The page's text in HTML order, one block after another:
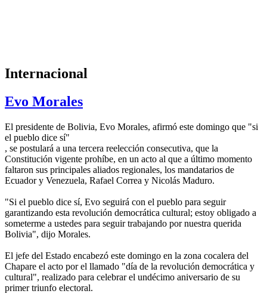
Internacional
Evo Morales
El presidente de Bolivia, Evo Morales, afirmó este domingo que "si
el pueblo dice sí"
, se postulará a una tercera reelección consecutiva, que la
Constitución vigente prohíbe, en un acto al que a último momento
faltaron sus principales aliados regionales, los mandatarios de
Ecuador y Venezuela, Rafael Correa y Nicolás Maduro.
"Si el pueblo dice sí, Evo seguirá con el pueblo para seguir
garantizando esta revolución democrática cultural; estoy obligado a
someterme a ustedes para seguir trabajando por nuestra querida
Bolivia", dijo Morales.
El jefe del Estado encabezó este domingo en la zona cocalera del
Chapare el acto por el llamado "día de la revolución democrática y
cultural", realizado para celebrar el undécimo aniversario de su
primer triunfo electoral.